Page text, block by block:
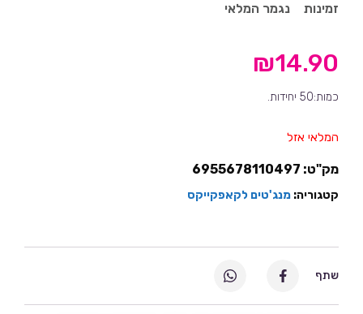
זמינות נגמר המלאי
₪14.90
כמות:50 יחידות.
המלאי אזל
מק"ט: 6955678110497
קטגוריה: מנג'טים לקאפקייקס
שתף